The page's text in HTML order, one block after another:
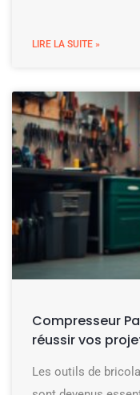
LIRE LA SUITE »
Compresseur
réussir vos
Les outils de